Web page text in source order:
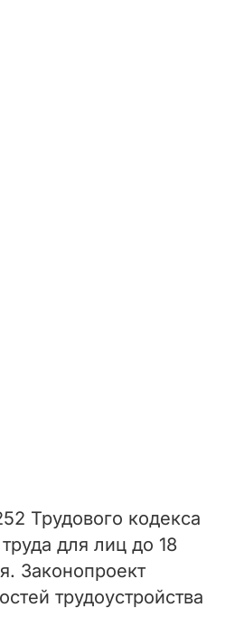
Трудового кодекса
для лиц до 18
Законопроект
трудоустройства